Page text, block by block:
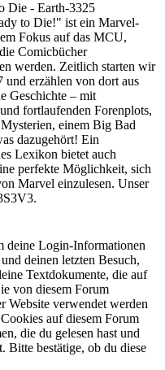
Die - Earth-3325
to Die!" ist ein Marvel-
Fokus auf das MCU,
Comicbücher
werden. Zeitlich starten wir
und erzählen von dort aus
Geschichte – mit
fortlaufenden Forenplots,
einem Big Bad
dazugehört! Ein
Lexikon bietet auch
perfekte Möglichkeit, sich
Marvel einzulesen. Unser
deine Login-Informationen
deinen letzten Besuch,
Textdokumente, die auf
von diesem Forum
Website verwendet werden
auf diesem Forum
die du gelesen hast und
Bitte bestätige, ob du diese